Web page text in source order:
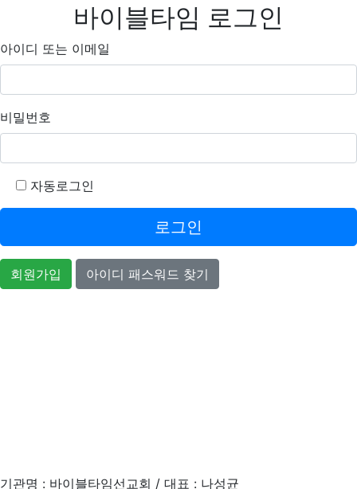
바이블타임 로그인
아이디 또는 이메일
비밀번호
자동로그인
로그인
회원가입 아이디 패스워드 찾기
기관명 : 바이블타임선교회 / 대표 : 나성균